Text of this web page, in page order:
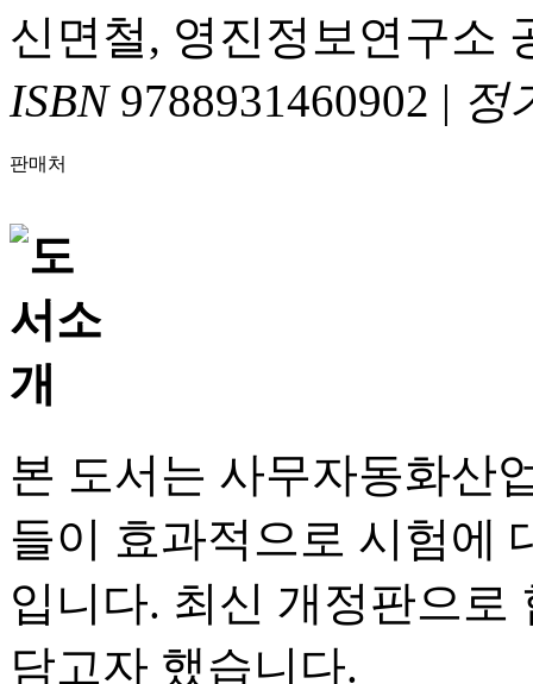
신면철, 영진정보연구소
ISBN9788931460902 | 정
판매처
본 도서는 사무자동화산
들이 효과적으로 시험에
입니다. 최신 개정판으로
담고자 했습니다.